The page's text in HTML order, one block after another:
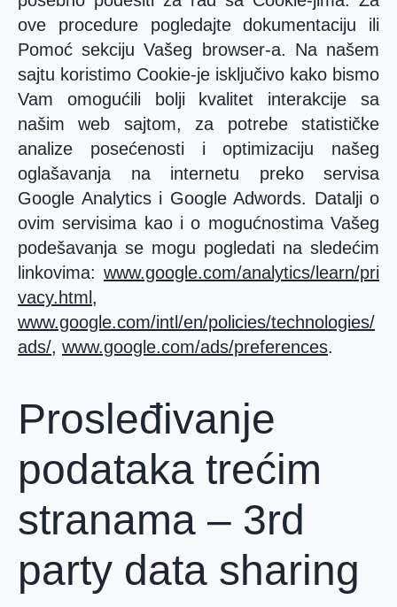
ove procedure pogledajte dokumentaciju ili
Pomoć sekciju Vašeg browser-a. Na našem
sajtu koristimo Cookie-je isključivo kako bismo
Vam omogućili bolji kvalitet interakcije sa
našim web sajtom, za potrebe statističke
analize posećenosti i optimizaciju našeg
oglašavanja na internetu preko servisa
Google Analytics i Google Adwords. Datalji o
ovim servisima kao i o mogućnostima Vašeg
podešavanja se mogu pogledati na sledećim
linkovima: www.google.com/analytics/learn/pri
vacy.html,
www.google.com/intl/en/policies/technologies/
ads/, www.google.com/ads/preferences.
Prosleđivanje
podataka trećim
stranama – 3rd
party data sharing